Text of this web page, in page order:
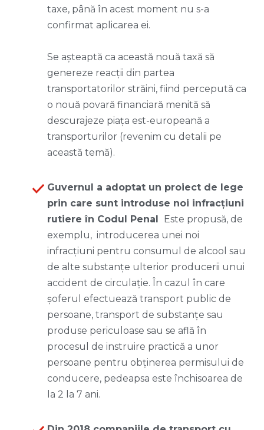
taxe, până în acest moment nu s-a
confirmat aplicarea ei.
Se așteaptă ca această nouă taxă să
genereze reacții din partea
transportatorilor străini, fiind percepută ca
o nouă povară financiară menită să
descurajeze piața est-europeană a
transporturilor (revenim cu detalii pe
această temă).
Guvernul a adoptat un proiect de lege
prin care sunt introduse noi infracţiuni
rutiere în Codul Penal
Este propusă, de
exemplu, introducerea unei noi
infracţiuni pentru consumul de alcool sau
de alte substanţe ulterior producerii unui
accident de circulaţie. În cazul în care
șoferul efectuează transport public de
persoane, transport de substanţe sau
produse periculoase sau se află în
procesul de instruire practică a unor
persoane pentru obţinerea permisului de
conducere, pedeapsa este închisoarea de
la 2 la 7 ani.